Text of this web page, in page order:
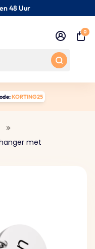
48 Uur
0
KORTING25
met